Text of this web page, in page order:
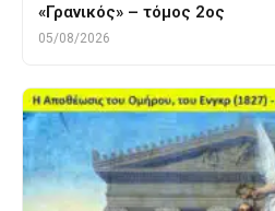
«Γρανικός» – τόμος 2ος
05/08/2026